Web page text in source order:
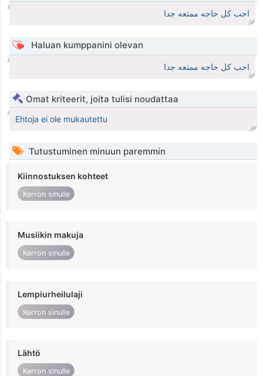
احب كل حاجه ممتعه جدا
Haluan kumppanini olevan
احب كل حاجه ممتعه جدا
Omat kriteerit, joita tulisi noudattaa
Ehtoja ei ole mukautettu
Tutustuminen minuun paremmin
Kiinnostuksen kohteet
Kerron sinulle
Musiikin makuja
Kerron sinulle
Lempiurheilulaji
Kerron sinulle
Lähtö
Kerron sinulle